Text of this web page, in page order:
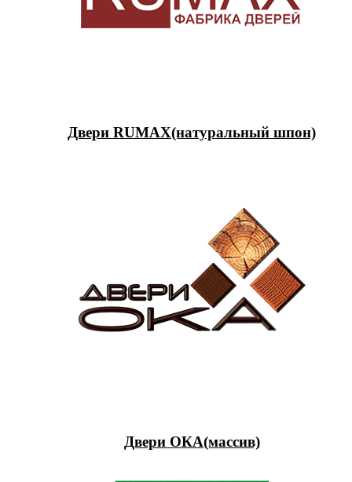
Двери RUMAX(натуральный шпон)
Двери ОКА(массив)